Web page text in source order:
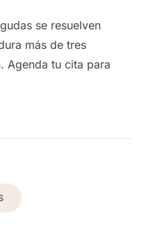
se resuelven
más de tres
Agenda tu cita para